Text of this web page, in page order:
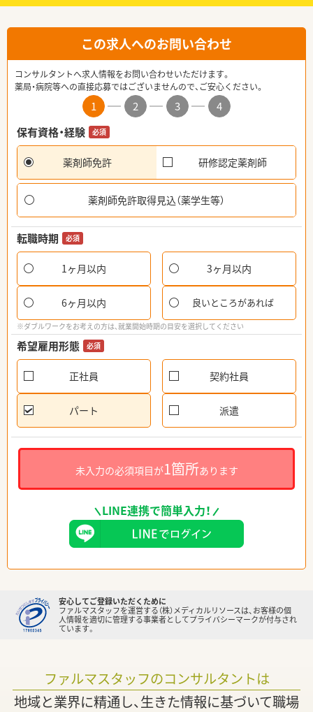
この求人へのお問い合わせ
コンサルタントへ求人情報をお問い合わせいただけます。
薬局・病院等への直接応募ではございませんので、ご安心ください。
1 2 3
4
保有資格・経験
必須
薬剤師免許 研修認定薬剤師
薬剤師免許取得見込（薬学生等）
転職時期 必須
1ヶ月以内 3ヶ月以内
6ヶ月以内 良いところがあれば
※ダブルワークをお考えの方は、就業開始時期の目安を選択してください
希望雇用形態 必須
正社員 契約社員
パート 派遣
未入力の必須項目が1箇所あります
LINE連携で簡単入力！
安心してご登録いただくために
ファルマスタッフを運営する（株）メディカルリソースは、お客様の個
人情報を適切に管理する事業者としてプライバシーマークが付与され
ています。
ファルマスタッフのコンサルタントは
地域と業界に精通し、生きた情報に基づいて職場